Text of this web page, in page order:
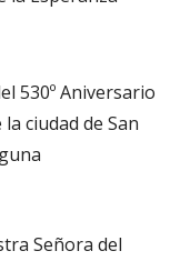
530º Aniversario
ciudad de San
Señora del